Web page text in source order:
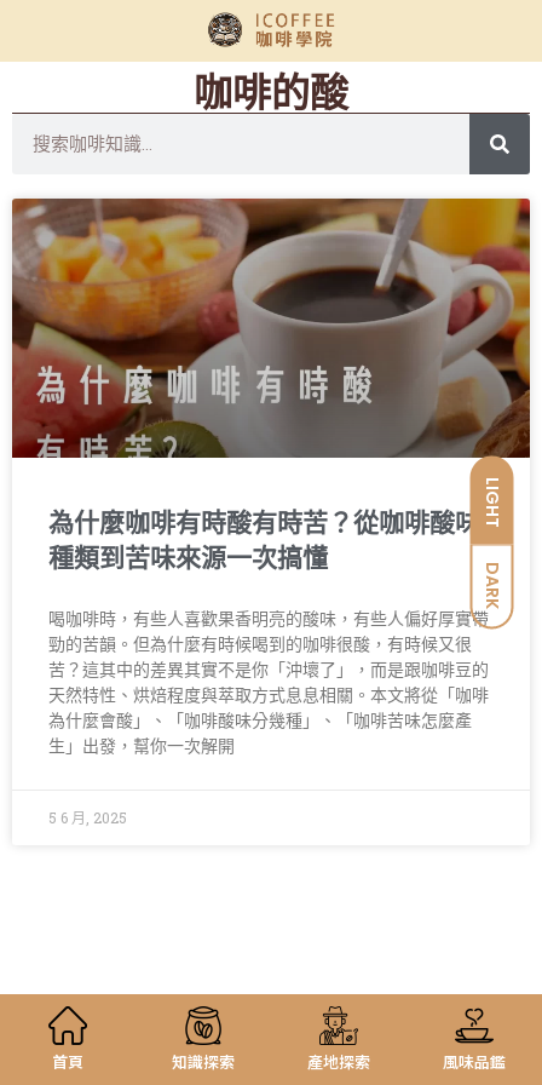
LIGHT
DARK
咖啡的酸
為什麼咖啡有時酸有時苦？從咖啡酸味
種類到苦味來源一次搞懂
喝咖啡時，有些人喜歡果香明亮的酸味，有些人偏好厚實帶
勁的苦韻。但為什麼有時候喝到的咖啡很酸，有時候又很
苦？這其中的差異其實不是你「沖壞了」，而是跟咖啡豆的
天然特性、烘焙程度與萃取方式息息相關。本文將從「咖啡
為什麼會酸」、「咖啡酸味分幾種」、「咖啡苦味怎麼產
生」出發，幫你一次解開
5 6 月, 2025
首頁 知識探索 產地探索 風味品鑑